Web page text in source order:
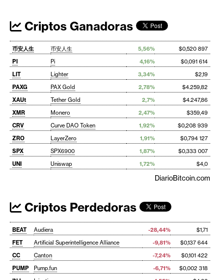
Criptos Ganadoras
币安人生 币安人生 5,56%
$0,520 897
PI
Pi 4,16%
$0,091 614
LIT
Lighter 3,34%
$2,19
PAXG
PAX Gold 2,78%
$4.259,82
XAUt
Tether Gold 2,7%
$4.247,86
XMR
Monero 2,47%
$359,49
CRV
Curve DAO Token 1,92%
$0,208 939
ZRO
LayerZero 1,91%
$0,794 127
SPX
SPX6900 1,87%
$0,333 007
UNI
Uniswap 1,72% $4,0
DiarioBitcoin.com
Criptos Perdedoras
BEAT Audiera -28,44%
$1,71
FET
Artificial Superintelligence Alliance -9,81%
$0,137 644
CC
Canton -7,24%
$0,101 422
PUMP
Pump.fun -6,71%
$0,002 318